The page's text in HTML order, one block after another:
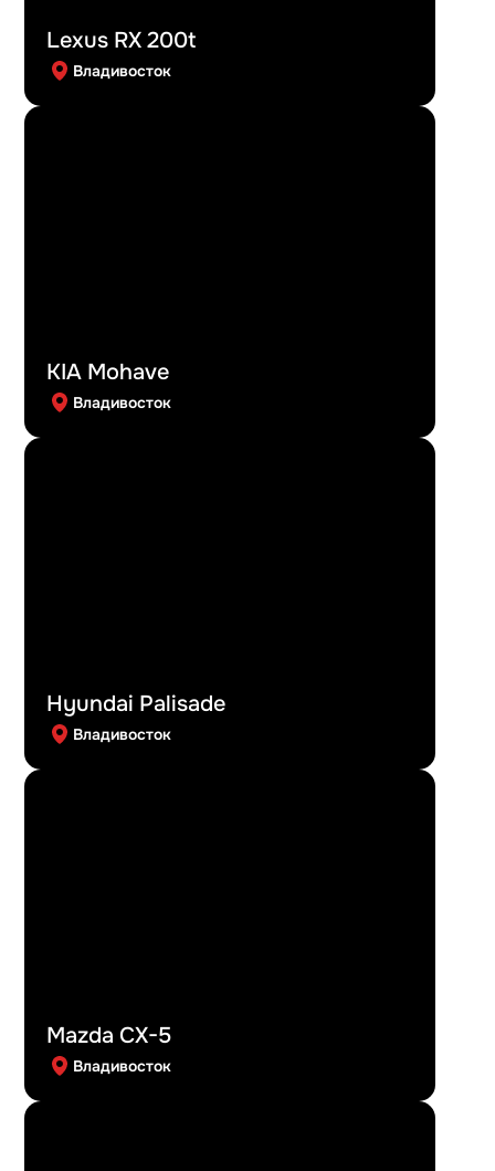
Lexus RX 200t
Владивосток
KIA Mohave
Владивосток
Hyundai Palisade
Владивосток
Mazda CX-5
Владивосток